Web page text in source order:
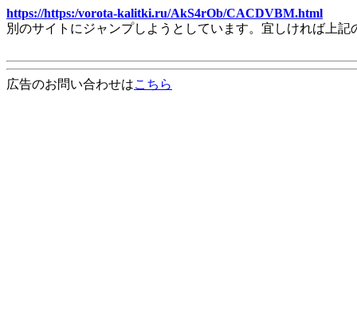
https://https:/vorota-kalitki.ru/AkS4rOb/CACDVBM.html
別のサイトにジャンプしようとしています。宜しければ上
広告のお問い合わせはこちら